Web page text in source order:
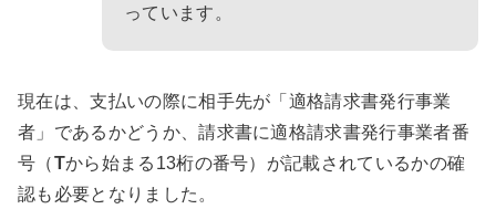
っています。
現在は、支払いの際に相手先が「適格請求書発行事業
者」であるかどうか、請求書に適格請求書発行事業者番
号（Tから始まる13桁の番号）が記載されているかの確
認も必要となりました。